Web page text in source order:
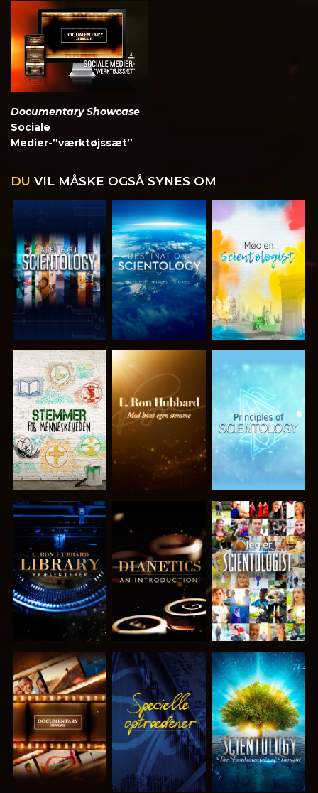
Documentary Showcase
Sociale
Medier-”værktøjssæt”
DU VIL MÅSKE OGSÅ SYNES OM
UDFORSK
SERIEN
UDFORSK
SERIEN
UDFORSK
SERIEN
UDFORSK
SERIEN
UDFORSK
SERIEN
SE
UDFORSK
SERIEN
SE
UDFORSK
SERIEN